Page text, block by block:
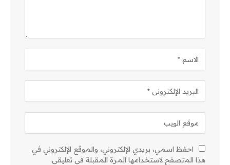
احفظ اسمي، بريدي الإلكتروني، والموقع الإلكتروني في
هذا المتصفح لاستخدامها المرة المقبلة في تعليقي.